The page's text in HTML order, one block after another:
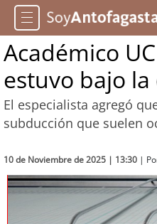
Académico
estuvo bajo
El especialista agregó
subducción que suelen
10 de Noviembre de 2025 | 13:30 |